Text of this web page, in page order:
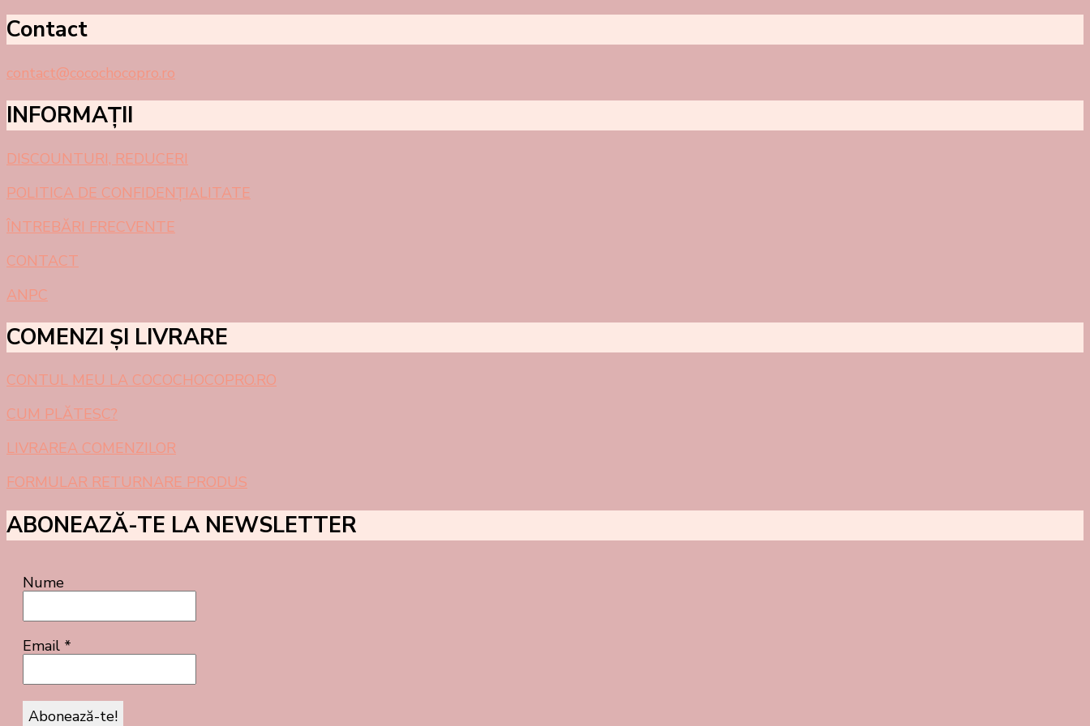
Contact
contact@cocochocopro.ro
INFORMAȚII
DISCOUNTURI, REDUCERI
POLITICA DE CONFIDENȚIALITATE
ÎNTREBĂRI FRECVENTE
CONTACT
ANPC
COMENZI ȘI LIVRARE
CONTUL MEU LA COCOCHOCOPRO.RO
CUM PLĂTESC?
LIVRAREA COMENZILOR
FORMULAR RETURNARE PRODUS
ABONEAZĂ-TE LA NEWSLETTER
Nume
Email *